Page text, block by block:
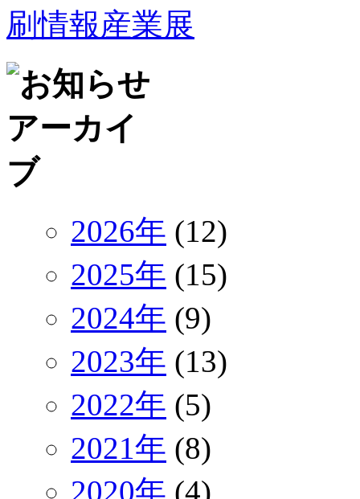
刷情報産業展
2026年 (12)
2025年 (15)
2024年 (9)
2023年 (13)
2022年 (5)
2021年 (8)
2020年 (4)